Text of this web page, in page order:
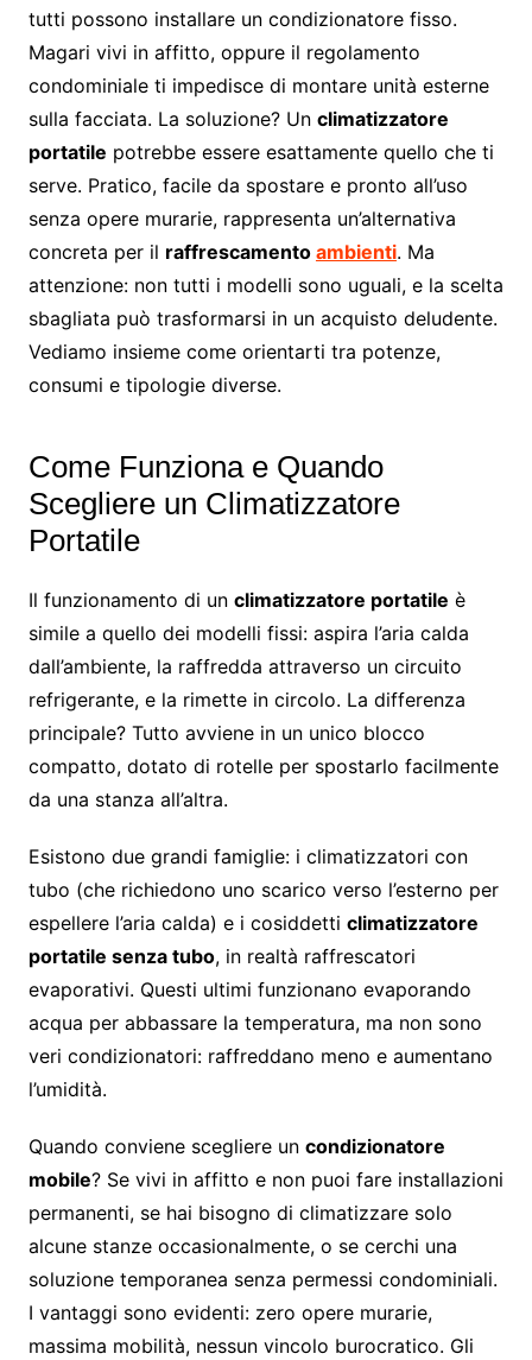
tutti possono installare un condizionatore fisso.
Magari vivi in affitto, oppure il regolamento
condominiale ti impedisce di montare unità esterne
sulla facciata. La soluzione? Un climatizzatore
portatile potrebbe essere esattamente quello che ti
serve. Pratico, facile da spostare e pronto all’uso
senza opere murarie, rappresenta un’alternativa
concreta per il raffrescamento ambienti. Ma
attenzione: non tutti i modelli sono uguali, e la scelta
sbagliata può trasformarsi in un acquisto deludente.
Vediamo insieme come orientarti tra potenze,
consumi e tipologie diverse.
Come Funziona e Quando
Scegliere un Climatizzatore
Portatile
Il funzionamento di un climatizzatore portatile è
simile a quello dei modelli fissi: aspira l’aria calda
dall’ambiente, la raffredda attraverso un circuito
refrigerante, e la rimette in circolo. La differenza
principale? Tutto avviene in un unico blocco
compatto, dotato di rotelle per spostarlo facilmente
da una stanza all’altra.
Esistono due grandi famiglie: i climatizzatori con
tubo (che richiedono uno scarico verso l’esterno per
espellere l’aria calda) e i cosiddetti climatizzatore
portatile senza tubo, in realtà raffrescatori
evaporativi. Questi ultimi funzionano evaporando
acqua per abbassare la temperatura, ma non sono
veri condizionatori: raffreddano meno e aumentano
l’umidità.
Quando conviene scegliere un condizionatore
mobile? Se vivi in affitto e non puoi fare installazioni
permanenti, se hai bisogno di climatizzare solo
alcune stanze occasionalmente, o se cerchi una
soluzione temporanea senza permessi condominiali.
I vantaggi sono evidenti: zero opere murarie,
massima mobilità, nessun vincolo burocratico. Gli